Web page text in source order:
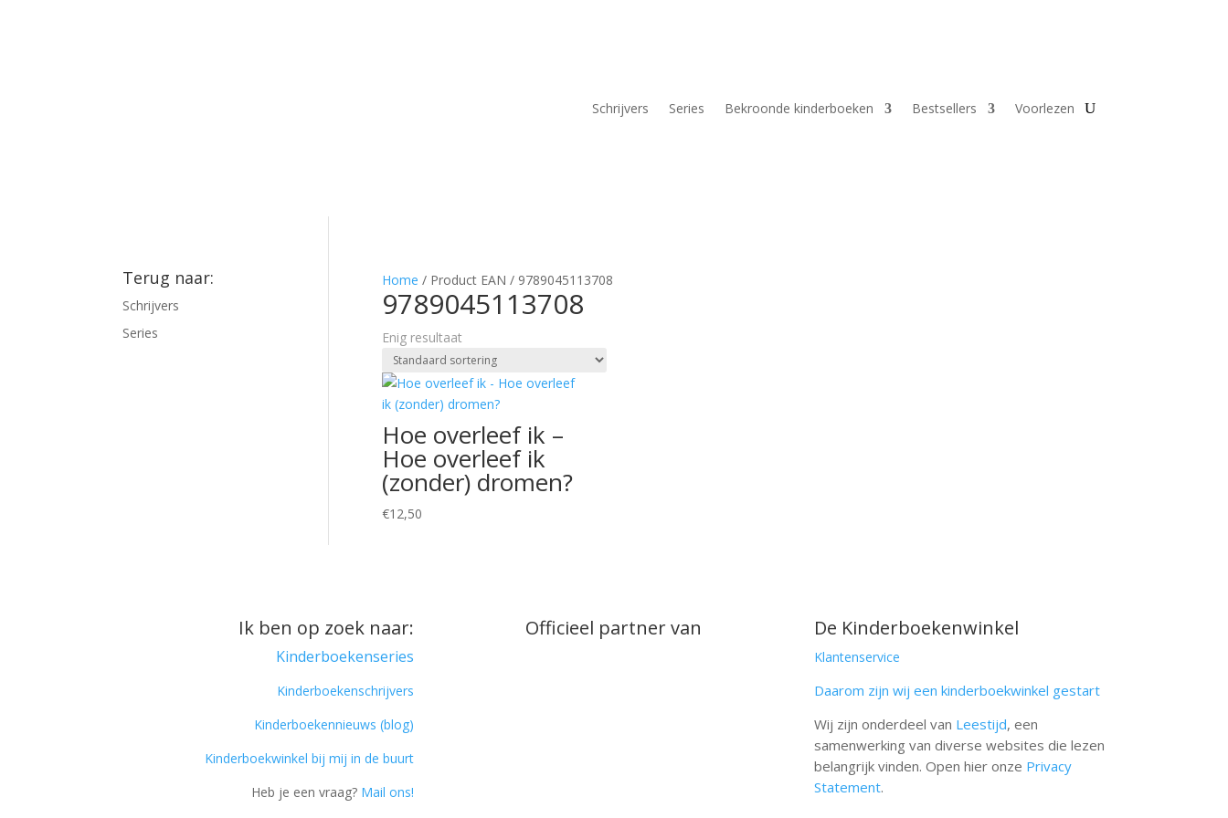
Schrijvers Series Bekroonde kinderboeken Bestsellers Voorlezen
Home / Product EAN / 9789045113708
9789045113708
Enig resultaat
Hoe overleef ik –
Hoe overleef ik
(zonder) dromen?
€12,50
Terug naar:
Schrijvers
Series
Ik ben op zoek naar:
Kinderboekenseries
Kinderboekenschrijvers
Kinderboekennieuws (blog)
Kinderboekwinkel bij mij in de buurt
Heb je een vraag? Mail ons!
Officieel partner van De Kinderboekenwinkel
Klantenservice
Daarom zijn wij een kinderboekwinkel gestart
Wij zijn onderdeel van Leestijd, een
samenwerking van diverse websites die lezen
belangrijk vinden. Open hier onze Privacy
Statement.